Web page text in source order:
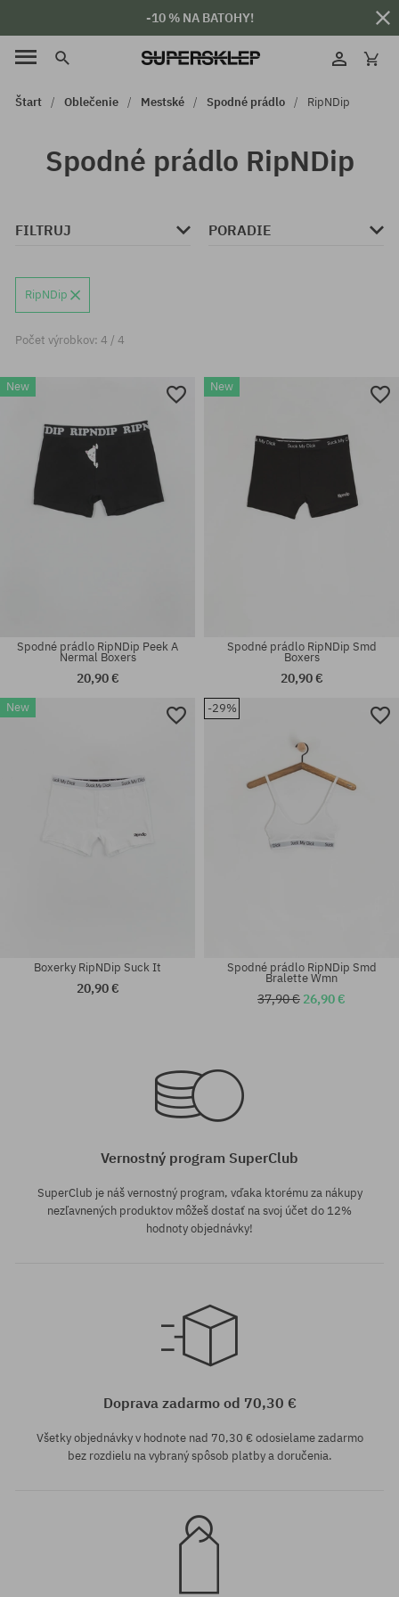
-10 % NA BATOHY!
Štart Oblečenie Mestské Spodné prádlo RipNDip
Spodné prádlo RipNDip
FILTRUJ PORADIE
RipNDip
Počet výrobkov: 4 / 4
New
Spodné prádlo RipNDip Peek A
Nermal Boxers
20,90 €
New
Spodné prádlo RipNDip Smd
Boxers
20,90 €
New
Boxerky RipNDip Suck It
20,90 €
-29%
Dostupné veľkosti:
Spodné prádlo RipNDip Smd
Bralette Wmn
37,90 € 26,90 €
Vernostný program SuperClub
SuperClub je náš vernostný program, vďaka ktorému za nákupy
nezľavnených produktov môžeš dostať na svoj účet do 12%
hodnoty objednávky!
Doprava zadarmo od 70,30 €
Všetky objednávky v hodnote nad 70,30 € odosielame zadarmo
bez rozdielu na vybraný spôsob platby a doručenia.